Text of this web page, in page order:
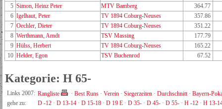
5 Simon, Heinz Peter MTV Bamberg
364.77
6 Igelhaut, Peter TV 1894 Coburg-Neuses
357.86
7 Oechler, Dieter TV 1894 Coburg-Neuses
351.22
8 Werthmann, Arndt TSV Massing
177.79
9 Hülss, Herbert TV 1894 Coburg-Neuses
165.22
10 Helder, Egon TSV Buchenrod 67.52
Kategorie: H 65-
Links 2007: Rangliste · Best Runs · Verein · Siegerzeiten · Durchschnitt· Bayern-
gehe zu:
D -12 · D 13-14 · D 15-18 · D 19 E · D 35- · D 45- · D 55- · H -12 · H 13-